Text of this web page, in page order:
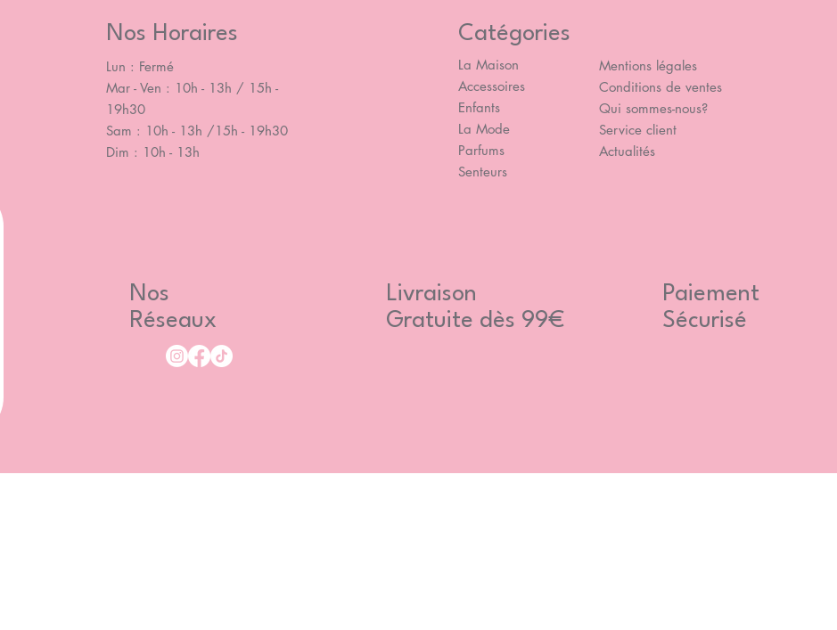
Nos Horaires
Lun : Fermé
Mar - Ven : 10h - 13h / 15h -
19h30
Sam : 10h - 13h /15h - 19h30
Dim : 10h - 13h
Catégories
La Maison
Accessoires
Enfants
La Mode
Parfums
Senteurs
Mentions légales
Conditions de ventes
Qui sommes-nous?
Service client
Actualités
Nos
Réseaux
Livraison
Gratuite dès 99€
Paiement
Sécurisé